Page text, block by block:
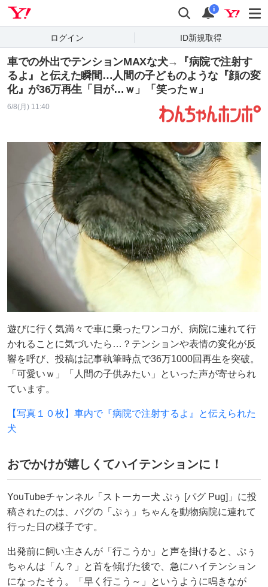
検索 通知
i
ログイン ID新規取得
車での外出でテンションMAXな犬→『病院で注射す
るよ』と伝えた瞬間…人間の子どものような『顔の変
化』が36万再生「目が…ｗ」「笑ったｗ」
6/8(月) 11:40
遊びに行く気満々で車に乗ったワンコが、病院に連れて行
かれることに気づいたら…？テンションや表情の変化が反
響を呼び、投稿は記事執筆時点で36万1000回再生を突破。
「可愛いｗ」「人間の子供みたい」といった声が寄せられ
ています。
【写真１０枚】車内で『病院で注射するよ』と伝えられた
犬
おでかけが嬉しくてハイテンションに！
YouTubeチャンネル「ストーカー犬 ぷぅ [パグ Pug]」に投
稿されたのは、パグの「ぷぅ」ちゃんを動物病院に連れて
行った日の様子です。
出発前に飼い主さんが「行こうか」と声を掛けると、ぷぅ
ちゃんは「ん？」と首を傾げた後で、急にハイテンション
になったそう。「早く行こう～」というように鳴きなが